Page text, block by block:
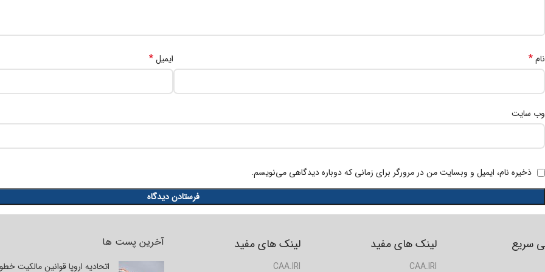
نام* ایمیل*
وب‌ سایت
ذخیره نام، ایمیل و وبسایت من در مرورگر برای زمانی که دوباره دیدگاهی می‌نویسم.
آخرین پست ها
اتحادیه اروپا قوانین مالکیت
لینک های مفید
CAA.IRI
لینک های مفید
CAA.IRI
سریع